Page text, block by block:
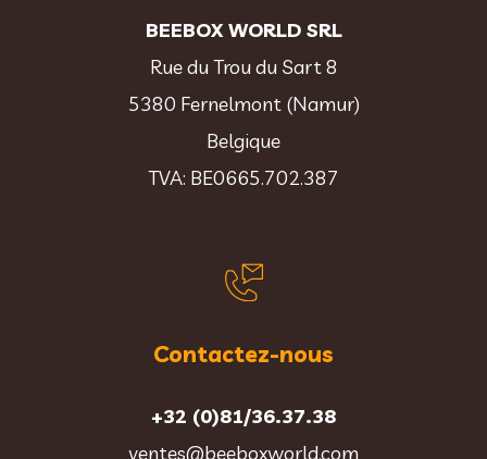
BEEBOX WORLD SRL
Rue du Trou du Sart 8
5380 Fernelmont (Namur)
Belgique
TVA: BE0665.702.387
Contactez-nous
+32 (0)81/36.37.38
ventes@beeboxworld.com